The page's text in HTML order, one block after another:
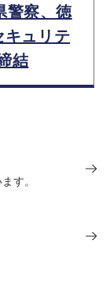
警察、徳
キュリテ
結
す。